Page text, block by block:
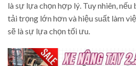
là sự lựa chọn hợp lý. Tuy nhiên, nếu
tải trọng lớn hơn và hiệu suất làm
sẽ là sự lựa chọn tối ưu.